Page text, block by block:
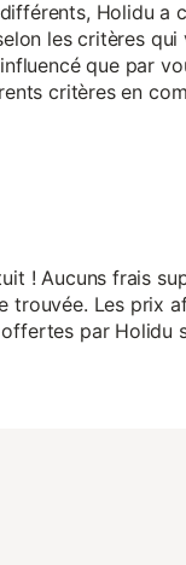
Holidu a
les critères
que par
critères en
! Aucuns frais
Les prix
par Holidu